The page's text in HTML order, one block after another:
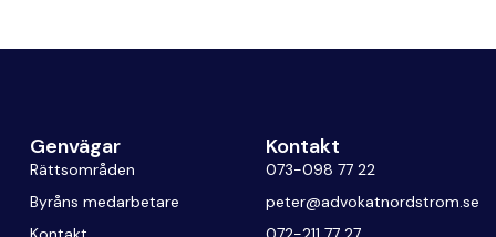
Genvägar
Rättsområden
Byråns medarbetare
Kontakt
073-098 77 22
peter@advokatnordstrom.se